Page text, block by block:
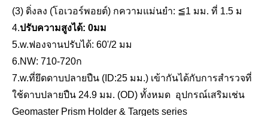
(3) ดิ่งลง (โอเวอร์พอยต์) กความแม่นยำ: ≦1 มม. ที่ 1.5 ม
4.ปรับความสูงได้: 0มม
5.w.ฟองจานปรับได้: 60'/2 มม
6.NW: 710-720ก
7.w.ที่ยึดดาบปลายปืน (ID:25 มม.) เข้ากันได้กับการสำรวจที่
ใช้ดาบปลายปืน 24.9 มม. (OD) ทั้งหมด อุปกรณ์เสริมเช่น
Geomaster Prism Holder & Targets series